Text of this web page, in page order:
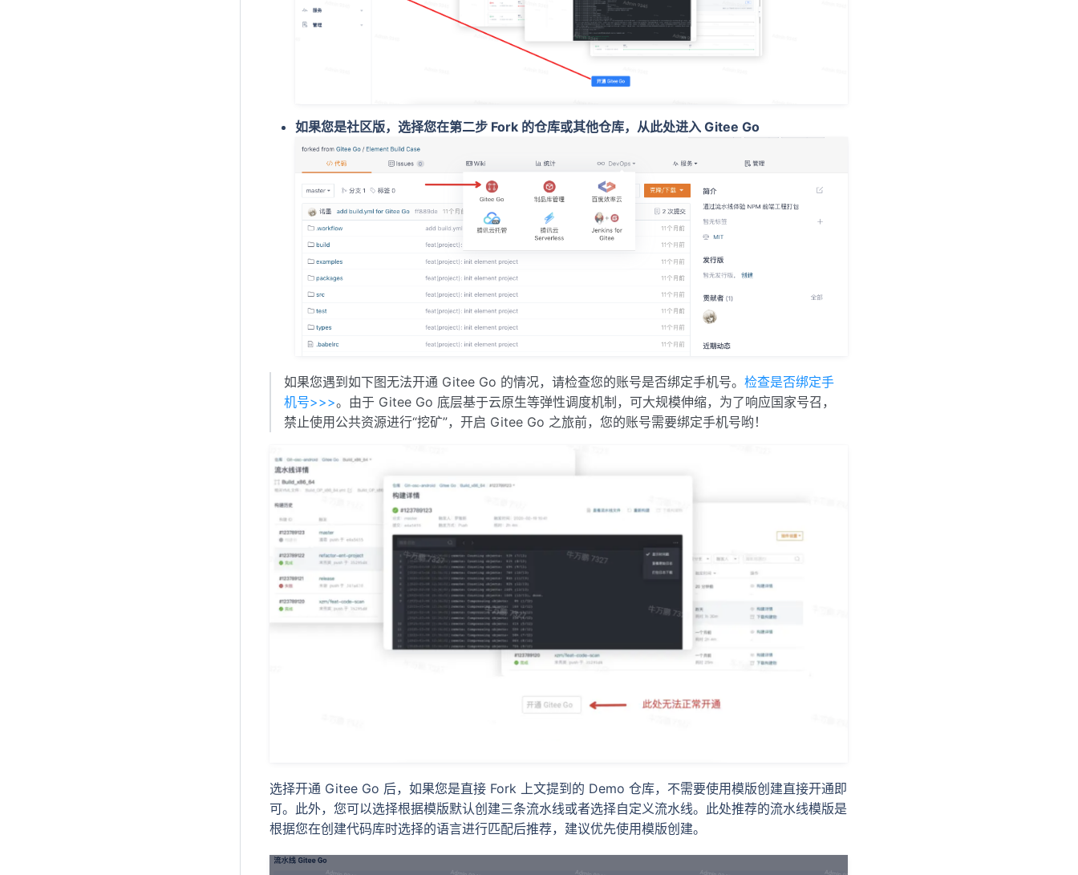
如果您是社区版，选择您在第二步 Fork 的仓库或其他仓库，从此处进入 Gitee Go
如果您遇到如下图无法开通 Gitee Go 的情况，请检查您的账号是否绑定手机号。 检查是否绑定手
机号>>>。由于 Gitee Go 底层基于云原生等弹性调度机制，可大规模伸缩，为了响应国家号召，
禁止使用公共资源进行“挖矿”，开启 Gitee Go 之旅前，您的账号需要绑定手机号哟！
选择开通 Gitee Go 后，如果您是直接 Fork 上文提到的 Demo 仓库，不需要使用模版创建直接开通即
可。此外，您可以选择根据模版默认创建三条流水线或者选择自定义流水线。此处推荐的流水线模版是
根据您在创建代码库时选择的语言进行匹配后推荐，建议优先使用模版创建。